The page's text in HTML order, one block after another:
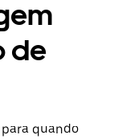
de
quando